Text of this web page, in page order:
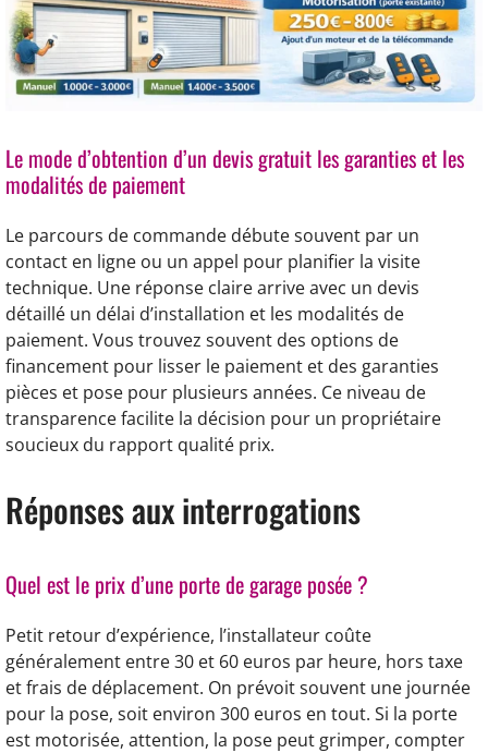
Le mode d’obtention d’un devis gratuit les garanties et les
modalités de paiement
Le parcours de commande débute souvent par un
contact en ligne ou un appel pour planifier la visite
technique. Une réponse claire arrive avec un devis
détaillé un délai d’installation et les modalités de
paiement. Vous trouvez souvent des options de
financement pour lisser le paiement et des garanties
pièces et pose pour plusieurs années. Ce niveau de
transparence facilite la décision pour un propriétaire
soucieux du rapport qualité prix.
Réponses aux interrogations
Quel est le prix d’une porte de garage posée ?
Petit retour d’expérience, l’installateur coûte
généralement entre 30 et 60 euros par heure, hors taxe
et frais de déplacement. On prévoit souvent une journée
pour la pose, soit environ 300 euros en tout. Si la porte
est motorisée, attention, la pose peut grimper, compter